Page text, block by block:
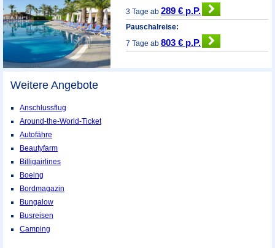
3 Tage ab289 € p.P.
Pauschalreise:
7 Tage ab803 € p.P.
Weitere Angebote
Anschlussflug
Around-the-World-Ticket
Autofähre
Beautyfarm
Billigairlines
Boeing
Bordmagazin
Bungalow
Busreisen
Camping